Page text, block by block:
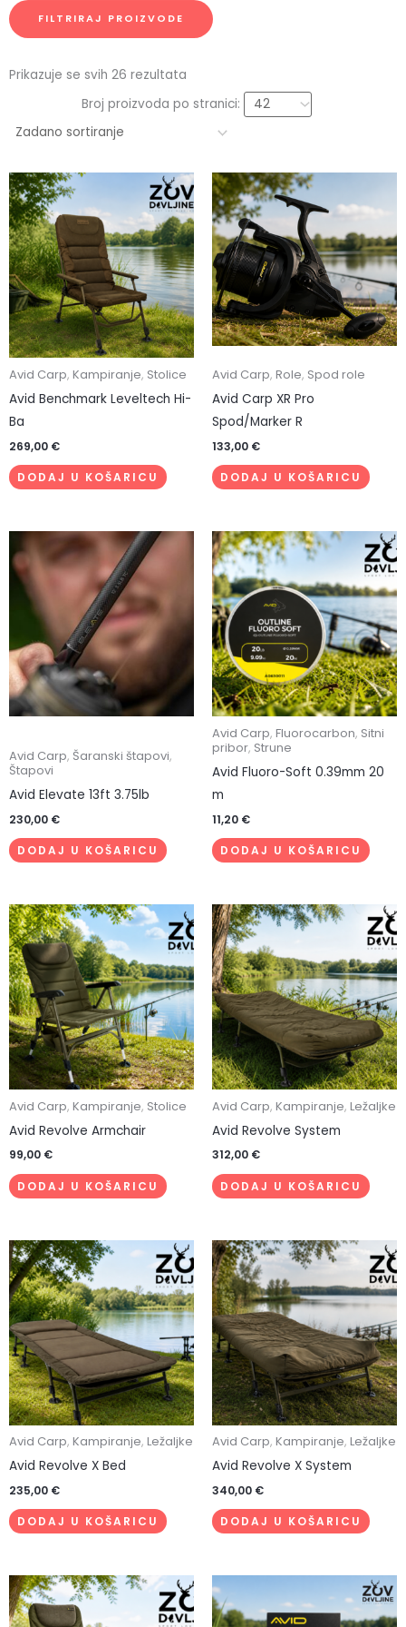
FILTRIRAJ PROIZVODE
Prikazuje se svih 26 rezultata
Broj proizvoda po stranici:
Avid Carp, Kampiranje, Stolice
Avid Benchmark Leveltech Hi-
Ba
269,00 €
DODAJ U KOŠARICU
Avid Carp, Role, Spod role
Avid Carp XR Pro
Spod/Marker R
133,00 €
DODAJ U KOŠARICU
Avid Carp, Šaranski štapovi,
Štapovi
Avid Elevate 13ft 3.75lb
230,00 €
DODAJ U KOŠARICU
Avid Carp, Fluorocarbon, Sitni
pribor, Strune
Avid Fluoro-Soft 0.39mm 20
m
11,20 €
DODAJ U KOŠARICU
Avid Carp, Kampiranje, Stolice
Avid Revolve Armchair
99,00 €
DODAJ U KOŠARICU
Avid Carp, Kampiranje, Ležaljke
Avid Revolve System
312,00 €
DODAJ U KOŠARICU
Avid Carp, Kampiranje, Ležaljke
Avid Revolve X Bed
235,00 €
DODAJ U KOŠARICU
Avid Carp, Kampiranje, Ležaljke
Avid Revolve X System
340,00 €
DODAJ U KOŠARICU